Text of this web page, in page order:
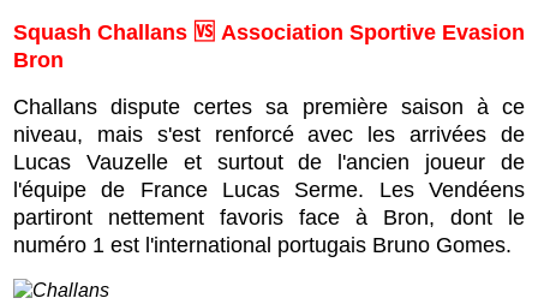
Squash Challans 🆚 Association Sportive Evasion
Bron
Challans dispute certes sa première saison à ce
niveau, mais s'est renforcé avec les arrivées de
Lucas Vauzelle et surtout de l'ancien joueur de
l'équipe de France Lucas Serme. Les Vendéens
partiront nettement favoris face à Bron, dont le
numéro 1 est l'international portugais Bruno Gomes.